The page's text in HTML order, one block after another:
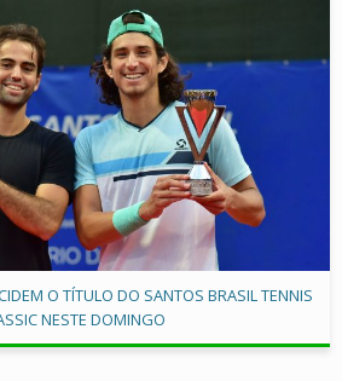
O TÍTULO DO SANTOS BRASIL TENNIS
NESTE DOMINGO